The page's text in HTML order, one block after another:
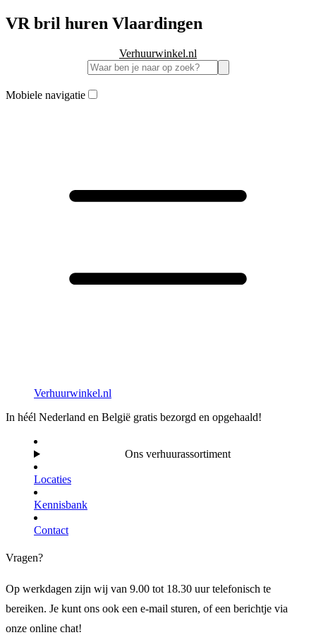
VR bril huren Vlaardingen
Verhuurwinkel.nl
Mobiele navigatie
Verhuurwinkel.nl
In héél Nederland en België gratis bezorgd en opgehaald!
Ons verhuurassortiment
Locaties
Kennisbank
Contact
Vragen?
Op werkdagen zijn wij van 9.00 tot 18.30 uur telefonisch te
bereiken. Je kunt ons ook een e-mail sturen, of een berichtje via
onze online chat!